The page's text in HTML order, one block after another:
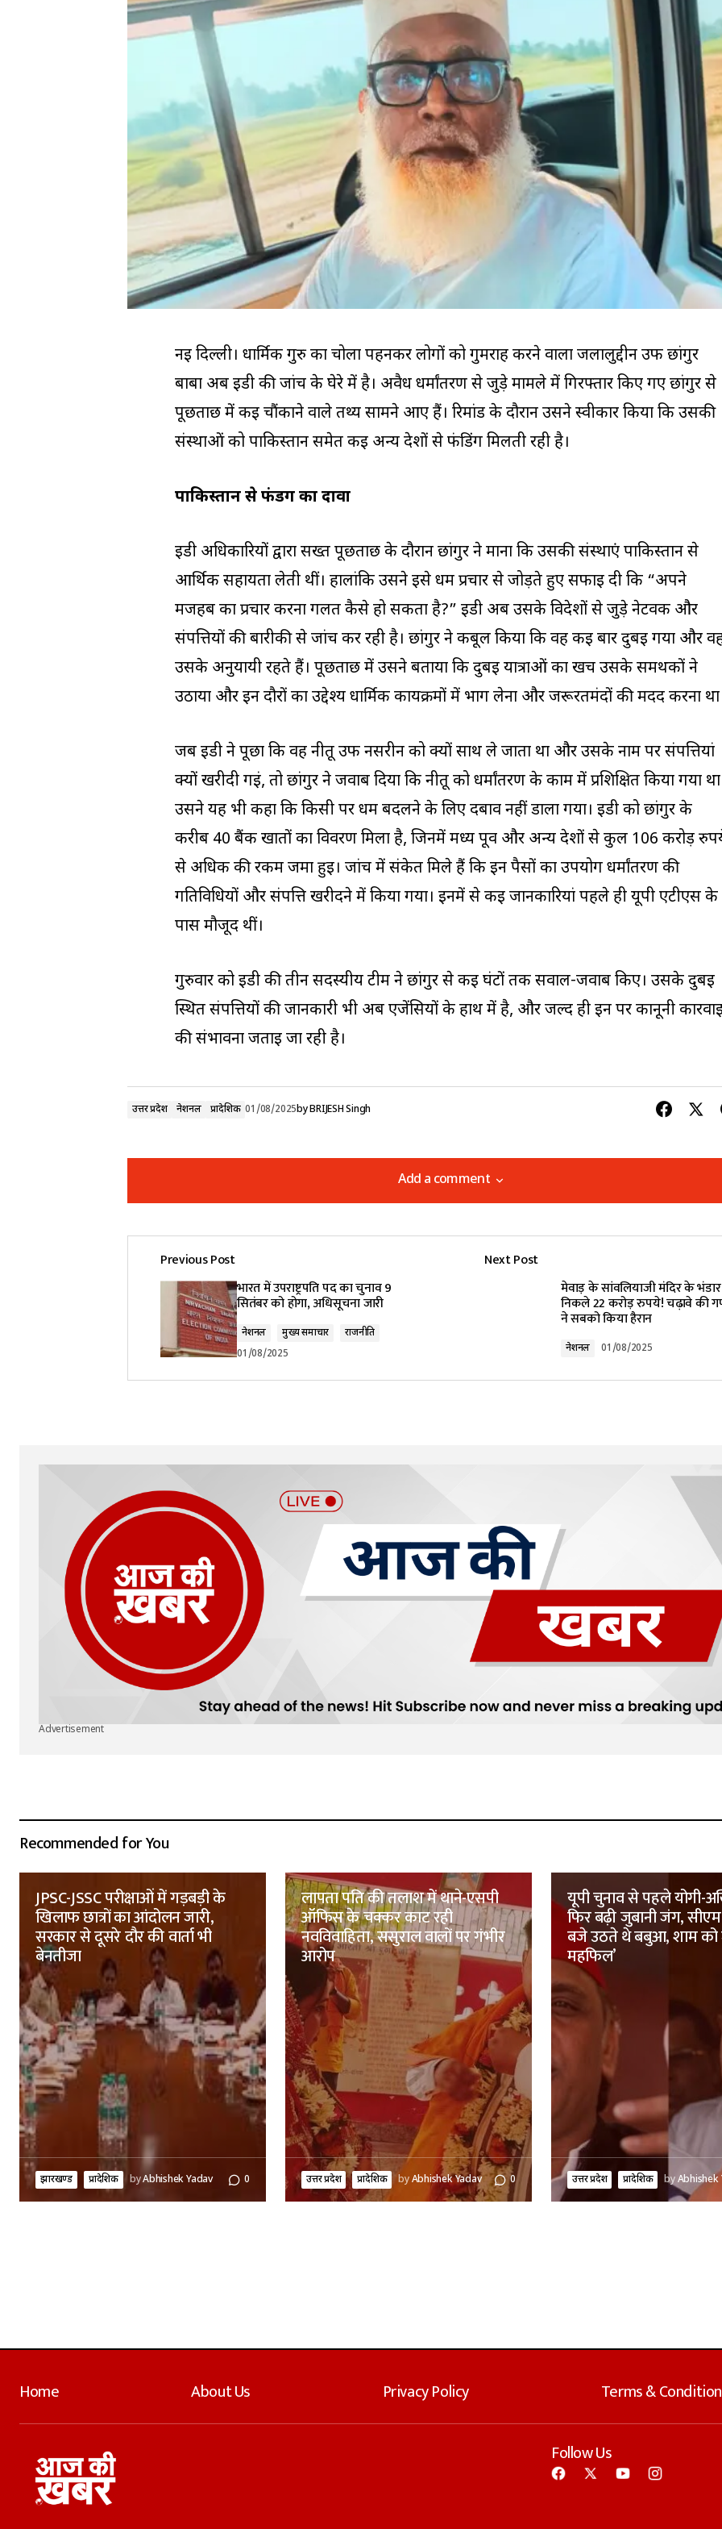
नई दिल्ली। धार्मिक गुरु का चोला पहनकर लोगों को गुमराह करने वाला जलालुद्दीन उर्फ छांगुर
बाबा अब ईडी की जांच के घेरे में है। अवैध धर्मांतरण से जुड़े मामले में गिरफ्तार किए गए छांगुर से
पूछताछ में कई चौंकाने वाले तथ्य सामने आए हैं। रिमांड के दौरान उसने स्वीकार किया कि उसकी
संस्थाओं को पाकिस्तान समेत कई अन्य देशों से फंडिंग मिलती रही है।
पाकिस्तान से फंडिंग का दावा
ईडी अधिकारियों द्वारा सख्त पूछताछ के दौरान छांगुर ने माना कि उसकी संस्थाएं पाकिस्तान से
आर्थिक सहायता लेती थीं। हालांकि उसने इसे धर्म प्रचार से जोड़ते हुए सफाई दी कि “अपने
मजहब का प्रचार करना गलत कैसे हो सकता है?” ईडी अब उसके विदेशों से जुड़े नेटवर्क और
संपत्तियों की बारीकी से जांच कर रही है। छांगुर ने कबूल किया कि वह कई बार दुबई गया और
उसके अनुयायी रहते हैं। पूछताछ में उसने बताया कि दुबई यात्राओं का खर्च उसके समर्थकों ने
उठाया और इन दौरों का उद्देश्य धार्मिक कार्यक्रमों में भाग लेना और जरूरतमंदों की मदद करना
जब ईडी ने पूछा कि वह नीतू उर्फ नसरीन को क्यों साथ ले जाता था और उसके नाम पर संपत्तियां
क्यों खरीदी गईं, तो छांगुर ने जवाब दिया कि नीतू को धर्मांतरण के काम में प्रशिक्षित किया गया
उसने यह भी कहा कि किसी पर धर्म बदलने के लिए दबाव नहीं डाला गया। ईडी को छांगुर के
करीब 40 बैंक खातों का विवरण मिला है, जिनमें मध्य पूर्व और अन्य देशों से कुल 106 करोड़
से अधिक की रकम जमा हुई। जांच में संकेत मिले हैं कि इन पैसों का उपयोग धर्मांतरण की
गतिविधियों और संपत्ति खरीदने में किया गया। इनमें से कई जानकारियां पहले ही यूपी एटीएस के
पास मौजूद थीं।
गुरुवार को ईडी की तीन सदस्यीय टीम ने छांगुर से कई घंटों तक सवाल-जवाब किए। उसके दुबई
स्थित संपत्तियों की जानकारी भी अब एजेंसियों के हाथ में है, और जल्द ही इन पर कानूनी
की संभावना जताई जा रही है।
उत्तर प्रदेश नेशनल प्रादेशिक 01/08/2025byBRIJESH Singh
Add a comment
Add a comment
Your email address will not be published. Required fields are marked*
Comment*
Previous Post
भारत में उपराष्ट्रपति पद का चुनाव 9
सितंबर को होगा, अधिसूचना जारी
नेशनल मुख्य समाचार
राजनीति
01/08/2025
Next Post
मेवाड़ के सांवलियाजी मंदिर के
निकले 22 करोड़ रुपये! चढ़ावे की
ने सबको किया हैरान
नेशनल 01/08/2025
Advertisement
Recommended for You
JPSC-JSSC परीक्षाओं में गड़बड़ी के
खिलाफ छात्रों का आंदोलन जारी,
सरकार से दूसरे दौर की वार्ता भी
बेनतीजा
झारखण्ड प्रादेशिक byAbhishek Yadav 0
लापता पति की तलाश में थाने-एसपी
ऑफिस के चक्कर काट रही
नवविवाहिता, ससुराल वालों पर गंभीर
आरोप
उत्तर प्रदेश प्रादेशिक byAbhishek Yadav 0
यूपी चुनाव से पहले योगी-
फिर बढ़ी जुबानी जंग, सीएम
बजे उठते थे बबुआ, शाम को
महफिल’
उत्तर प्रदेश प्रादेशिक byAbhishek
Home About Us Privacy Policy Terms &
Follow Us